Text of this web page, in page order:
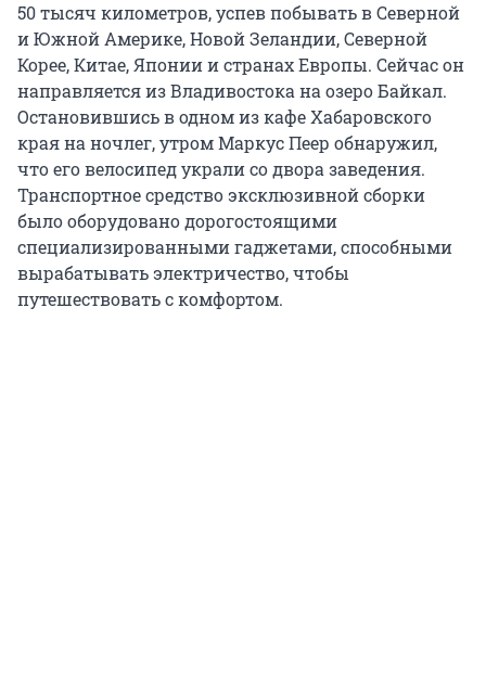
50 тысяч километров, успев побывать в Северной
и Южной Америке, Новой Зеландии, Северной
Корее, Китае, Японии и странах Европы. Сейчас он
направляется из Владивостока на озеро Байкал.
Остановившись в одном из кафе Хабаровского
края на ночлег, утром Маркус Пеер обнаружил,
что его велосипед украли со двора заведения.
Транспортное средство эксклюзивной сборки
было оборудовано дорогостоящими
специализированными гаджетами, способными
вырабатывать электричество, чтобы
путешествовать с комфортом.